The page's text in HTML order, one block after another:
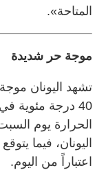
المتاحة».
موجة حر شديدة
تشهد اليونان
40 درجة
اليونان، فيما
اعتباراً من اليوم.